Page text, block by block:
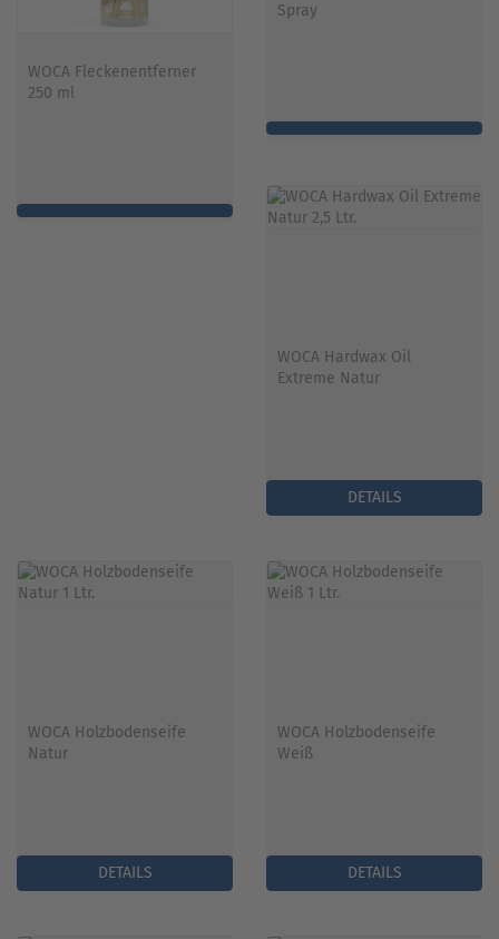
WOCA Fleckenentferner
250 ml
Spray
WOCA Hardwax Oil
Extreme Natur
DETAILS
WOCA Holzbodenseife
Natur
DETAILS
WOCA Holzbodenseife
Weiß
DETAILS